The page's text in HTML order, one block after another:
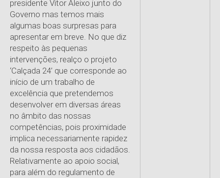
presidente Vitor Aleixo junto do
Governo mas temos mais
algumas boas surpresas para
apresentar em breve. No que diz
respeito às pequenas
intervenções, realço o projeto
‘Calçada 24’ que corresponde ao
início de um trabalho de
excelência que pretendemos
desenvolver em diversas áreas
no âmbito das nossas
competências, pois proximidade
implica necessariamente rapidez
da nossa resposta aos cidadãos.
Relativamente ao apoio social,
para além do regulamento de